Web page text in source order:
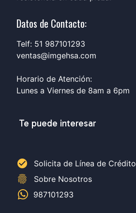
Datos de Contacto:
Telf: 51 987101293
ventas@imgehsa.com
Horario de Atención:
Lunes a Viernes de 8am a 6pm
Te puede interesar
check_circle Solicita de Línea de Crédito
fingerprint
Sobre Nosotros
987101293